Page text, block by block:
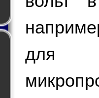
для